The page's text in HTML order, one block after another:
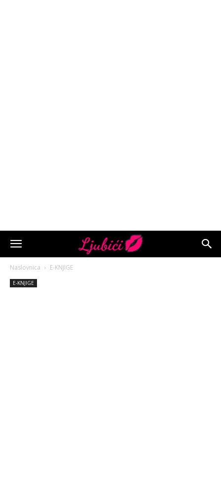
Naslovnica E-KNJIGE
E-KNJIGE